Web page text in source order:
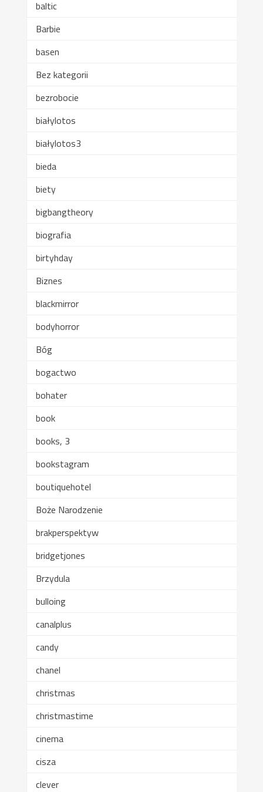
baltic
Barbie
basen
Bez kategorii
bezrobocie
białylotos
białylotos3
bieda
biety
bigbangtheory
biografia
birtyhday
Biznes
blackmirror
bodyhorror
Bóg
bogactwo
bohater
book
books, 3
bookstagram
boutiquehotel
Boże Narodzenie
brakperspektyw
bridgetjones
Brzydula
bulloing
canalplus
candy
chanel
christmas
christmastime
cinema
cisza
clever